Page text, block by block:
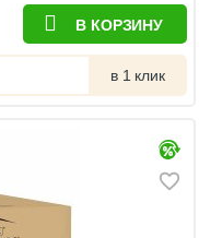
В КОРЗИНУ
в 1 клик